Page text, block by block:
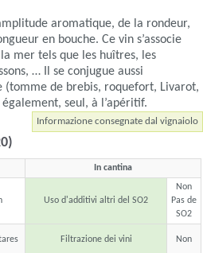
aromatique, de la rondeur,
en bouche. Ce vin s’associe
mer tels que les huîtres, les
… Il se conjugue aussi
de brebis, roquefort, Livarot,
seul, à l’apéritif.
Informazione consegnate dal vignaiolo
In cantina
Uso d'additivi altri del SO2
Non
Pas de
SO2
Filtrazione dei vini Non